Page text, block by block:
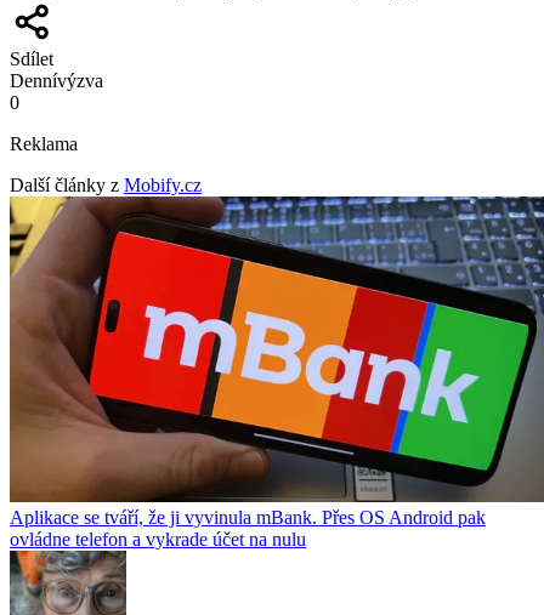
Sdílet
Dennívýzva
0
Reklama
Další články z Mobify.cz
Aplikace se tváří, že ji vyvinula mBank. Přes OS Android pak
ovládne telefon a vykrade účet na nulu